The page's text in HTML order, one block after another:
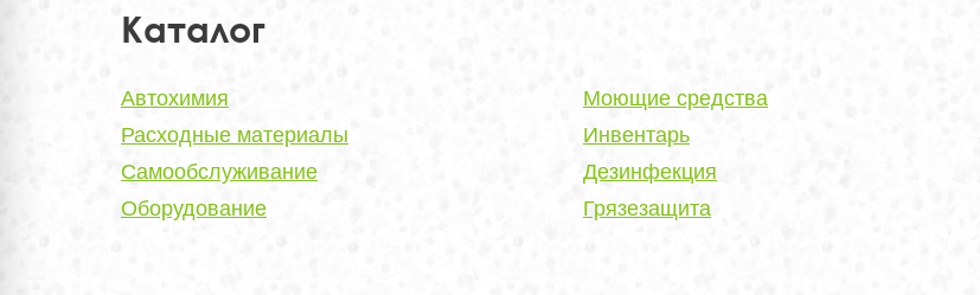
Каталог
Автохимия
Расходные материалы
Самообслуживание
Оборудование
Моющие средства
Инвентарь
Дезинфекция
Грязезащита